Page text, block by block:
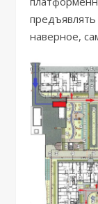
наверное,